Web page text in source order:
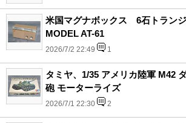
米国マグナボックス 6石トラン
MODEL AT-61
2026/7/2 22:49 1
タミヤ、1/35 アメリカ陸軍 M42
砲 モーターライズ
2026/7/1 22:30 2